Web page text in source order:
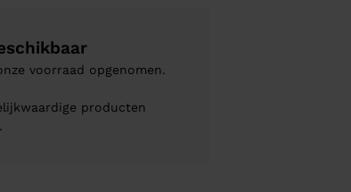
voorraad opgenomen.
producten